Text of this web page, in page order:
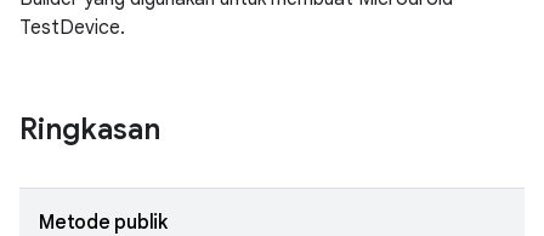
TestDevice.
Ringkasan
Metode publik